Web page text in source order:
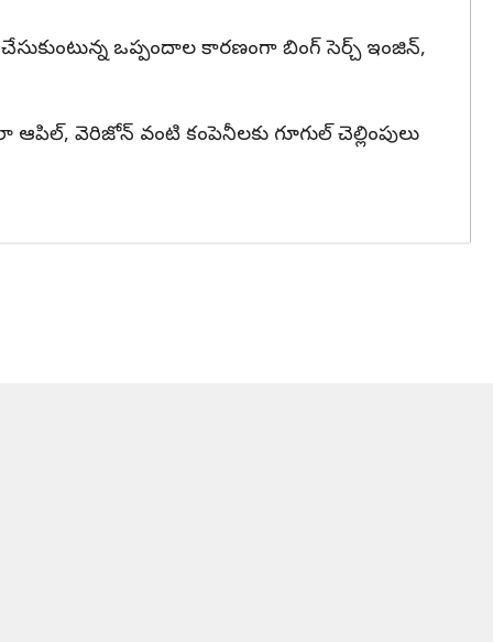
ఒప్పందాల కారణంగా బింగ్ సెర్చ్ ఇంజిన్,
వెరిజోన్ వంటి కంపెనీలకు గూగుల్ చెల్లింపులు